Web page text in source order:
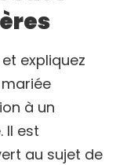
expliquez
à un
Il est
au sujet de